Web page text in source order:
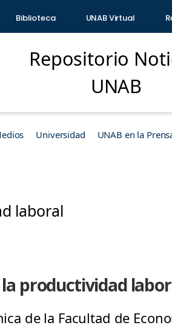
Biblioteca UNAB Virtual
Repositorio
UNAB
Universidad UNAB en la
laboral
productividad
de la Facultad de